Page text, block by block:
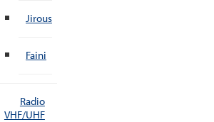
Jirous
Faini
Radio
VHF/UHF